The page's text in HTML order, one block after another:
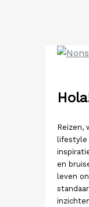
Reizen,
lifestyle
en
leven